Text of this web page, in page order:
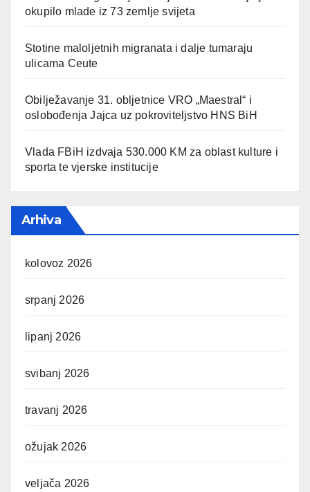
okupilo mlade iz 73 zemlje svijeta
Stotine maloljetnih migranata i dalje tumaraju
ulicama Ceute
Obilježavanje 31. obljetnice VRO „Maestral“ i
oslobođenja Jajca uz pokroviteljstvo HNS BiH
Vlada FBiH izdvaja 530.000 KM za oblast kulture i
sporta te vjerske institucije
Arhiva
kolovoz 2026
srpanj 2026
lipanj 2026
svibanj 2026
travanj 2026
ožujak 2026
veljača 2026